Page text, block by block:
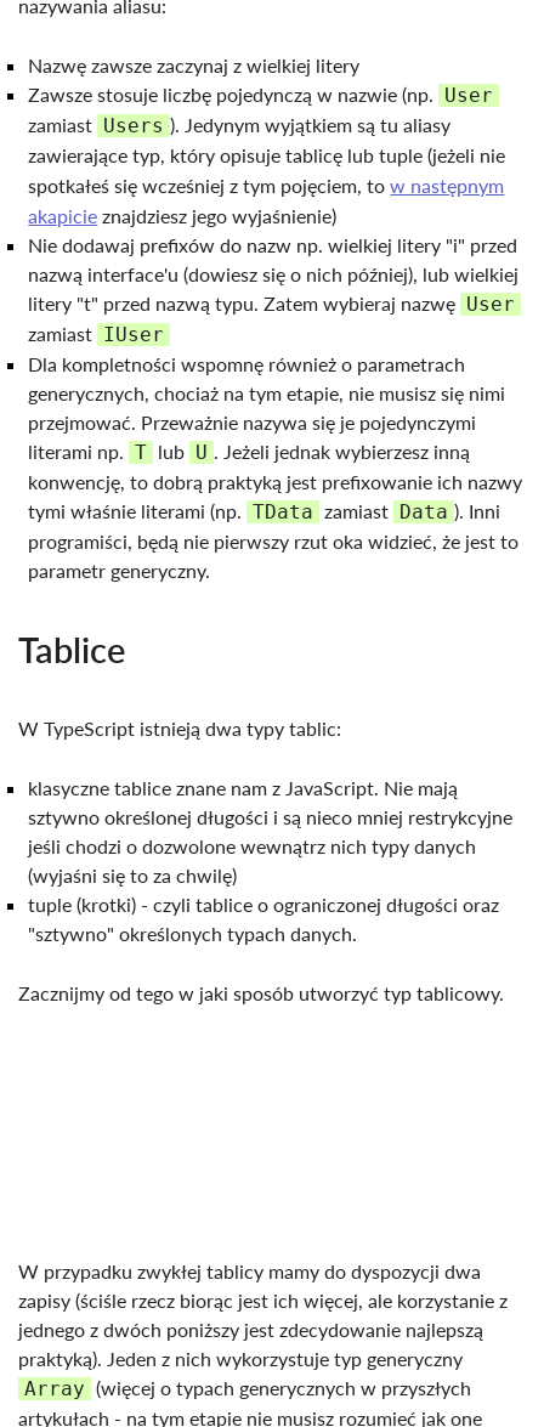
nazywania aliasu:
Nazwę zawsze zaczynaj z wielkiej litery
Zawsze stosuje liczbę pojedynczą w nazwie (np. User
zamiast Users ). Jedynym wyjątkiem są tu aliasy
zawierające typ, który opisuje tablicę lub tuple (jeżeli nie
spotkałeś się wcześniej z tym pojęciem, tow następnym
akapicie znajdziesz jego wyjaśnienie)
Nie dodawaj prefixów do nazw np. wielkiej litery "i" przed
nazwą interface'u (dowiesz się o nich później), lub wielkiej
litery "t" przed nazwą typu. Zatem wybieraj nazwę User
zamiast IUser
Dla kompletności wspomnę również o parametrach
generycznych, chociaż na tym etapie, nie musisz się nimi
przejmować. Przeważnie nazywa się je pojedynczymi
literami np. T lub U . Jeżeli jednak wybierzesz inną
konwencję, to dobrą praktyką jest prefixowanie ich nazwy
tymi właśnie literami (np. TData zamiast Data ). Inni
programiści, będą nie pierwszy rzut oka widzieć, że jest to
parametr generyczny.
Tablice
W TypeScript istnieją dwa typy tablic:
klasyczne tablice znane nam z JavaScript. Nie mają
sztywno określonej długości i są nieco mniej restrykcyjne
jeśli chodzi o dozwolone wewnątrz nich typy danych
(wyjaśni się to za chwilę)
tuple (krotki) - czyli tablice o ograniczonej długości oraz
"sztywno" określonych typach danych.
Zacznijmy od tego w jaki sposób utworzyć typ tablicowy.
W przypadku zwykłej tablicy mamy do dyspozycji dwa
zapisy (ściśle rzecz biorąc jest ich więcej, ale korzystanie z
jednego z dwóch poniższy jest zdecydowanie najlepszą
praktyką). Jeden z nich wykorzystuje typ generyczny
Array (więcej o typach generycznych w przyszłych
artykułach - na tym etapie nie musisz rozumieć jak one